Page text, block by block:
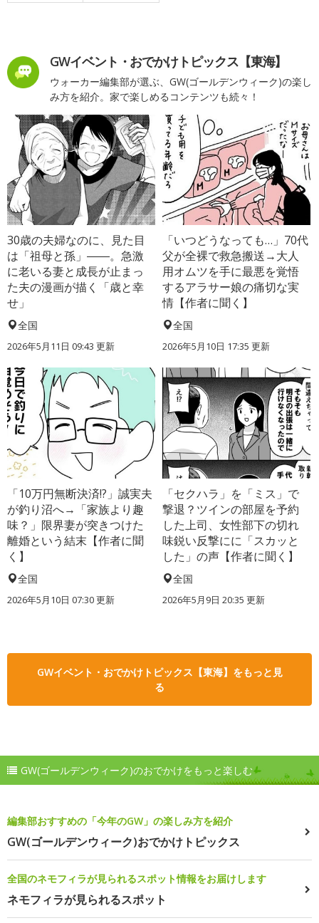
GWイベント・おでかけトピックス【東海】
ウォーカー編集部が選ぶ、GW(ゴールデンウィーク)の楽し
み方を紹介。家で楽しめるコンテンツも続々！
30歳の夫婦なのに、見た目
は「祖母と孫」――。急激
に老いる妻と成長が止まっ
た夫の漫画が描く「歳と幸
せ」
全国
2026年5月11日 09:43 更新
「いつどうなっても…」70代
父が全裸で救急搬送→大人
用オムツを手に最悪を覚悟
するアラサー娘の痛切な実
情【作者に聞く】
全国
2026年5月10日 17:35 更新
「10万円無断決済!?」誠実夫
が釣り沼へ→「家族より趣
味？」限界妻が突きつけた
離婚という結末【作者に聞
く】
全国
2026年5月10日 07:30 更新
「セクハラ」を「ミス」で
撃退？ツインの部屋を予約
した上司、女性部下の切れ
味鋭い反撃にに「スカッと
した」の声【作者に聞く】
全国
2026年5月9日 20:35 更新
GWイベント・おでかけトピックス【東海】をもっと見
る
GW(ゴールデンウィーク)のおでかけをもっと楽しむ
編集部おすすめの「今年のGW」の楽しみ方を紹介
GW(ゴールデンウィーク)おでかけトピックス
全国のネモフィラが見られるスポット情報をお届けします
ネモフィラが見られるスポット